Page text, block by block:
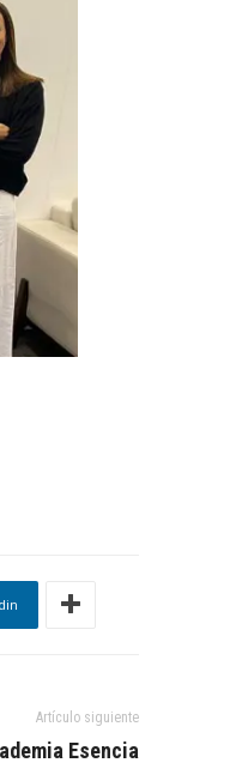
Artículo siguiente
Esencia